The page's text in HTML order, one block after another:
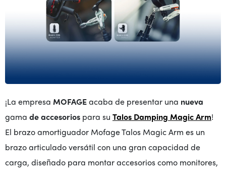
¡La empresa MOFAGEacaba de presentar una nueva
gama de accesorios para su Talos Damping Magic Arm!
El brazo amortiguador Mofage Talos Magic Arm es un
brazo articulado versátil con una gran capacidad de
carga, diseñado para montar accesorios como monitores,